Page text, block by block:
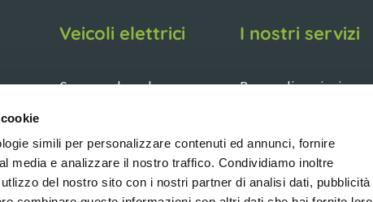
simili per personalizzare contenuti ed annunci, fornire
media e analizzare il nostro traffico. Condividiamo inoltre
del nostro sito con i nostri partner di analisi dati, pubblicità
Veicoli elettrici
Cerca per brand
Cerca per soluzioni
Il nostro usato garantito
Mezzi a noleggio
I nostri servizi
Personalizzazioni
personalizzati
Servizi amministrativi